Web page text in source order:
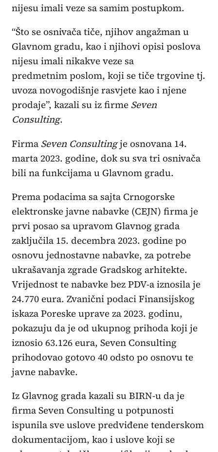
nijesu imali veze sa samim postupkom.
“Što se osnivača tiče, njihov angažman u
Glavnom gradu, kao i njihovi opisi poslova
nijesu imali nikakve veze sa
predmetnim poslom, koji se tiče trgovine tj.
uvoza novogodišnje rasvjete kao i njene
prodaje”, kazali su iz firme Seven
Consulting.
Firma Seven Consultingje osnovana 14.
marta 2023. godine, dok su sva tri osnivača
bili na funkcijama u Glavnom gradu.
Prema podacima sa sajta Crnogorske
elektronske javne nabavke (CEJN) firma je
prvi posao sa upravom Glavnog grada
zaključila 15. decembra 2023. godine po
osnovu jednostavne nabavke, za potrebe
ukrašavanja zgrade Gradskog arhitekte.
Vrijednost te nabavke bez PDV-a iznosila je
24.770 eura. Zvanični podaci Finansijskog
iskaza Poreske uprave za 2023. godinu,
pokazuju da je od ukupnog prihoda koji je
iznosio 63.126 eura, Seven Consulting
prihodovao gotovo 40 odsto po osnovu te
javne nabavke.
Iz Glavnog grada kazali su BIRN-u da je
firma Seven Consulting u potpunosti
ispunila sve uslove predviđene tenderskom
dokumentacijom, kao i uslove koji se